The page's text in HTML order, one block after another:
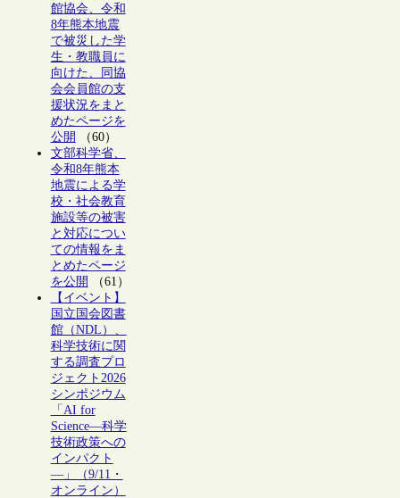
館協会、令和
8年熊本地震
で被災した学
生・教職員に
向けた、同協
会会員館の支
援状況をまと
めたページを
公開
（60）
文部科学省、
令和8年熊本
地震による学
校・社会教育
施設等の被害
と対応につい
ての情報をま
とめたページ
を公開
（61）
【イベント】
国立国会図書
館（NDL）、
科学技術に関
する調査プロ
ジェクト2026
シンポジウム
「AI for
Science―科学
技術政策への
インパクト
―」（9/11・
オンライン）